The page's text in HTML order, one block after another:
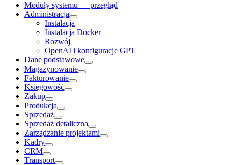
Moduły systemu — przegląd
Administracja
Instalacja
Instalacja Docker
Rozwój
OpenAI i konfiguracje GPT
Dane podstawowe
Magazynowanie
Fakturowanie
Księgowość
Zakup
Produkcja
Sprzedaż
Sprzedaż detaliczna
Zarządzanie projektami
Kadry
CRM
Transport